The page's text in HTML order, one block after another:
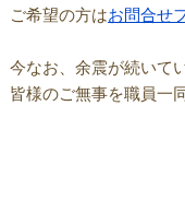
ご希望の方はお問合せ
今なお、余震が続いて
皆様のご無事を職員一